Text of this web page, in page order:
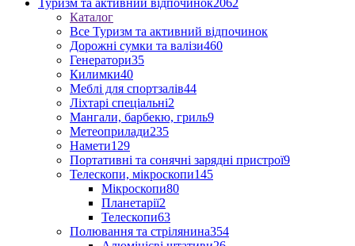
Туризм та активний відпочинок2062
Каталог
Все Туризм та активний відпочинок
Дорожні сумки та валізи460
Генератори35
Килимки40
Меблі для спортзалів44
Ліхтарі спеціальні2
Мангали, барбекю, гриль9
Метеоприлади235
Намети129
Портативні та сонячні зарядні пристрої9
Телескопи, мікроскопи145
Мікроскопи80
Планетарії2
Телескопи63
Полювання та стрілянина354